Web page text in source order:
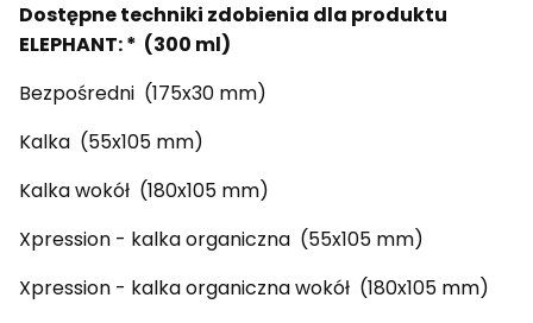
Dostępne techniki zdobienia dla produktu
ELEPHANT: * (300 ml)
Bezpośredni (175x30 mm)
Kalka (55x105 mm)
Kalka wokół (180x105 mm)
Xpression - kalka organiczna (55x105 mm)
Xpression - kalka organiczna wokół (180x105 mm)